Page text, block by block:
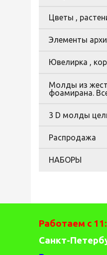
Цветы ,
Элементы
Ювелирка ,
Молды из
фоамирана.
3 D молды
Распродажа
НАБОРЫ
Работаем с
Санкт-